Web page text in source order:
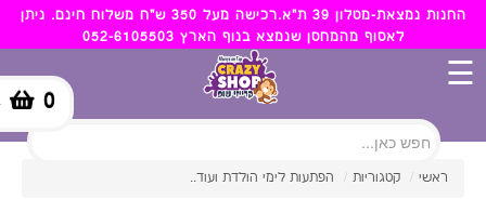
החנות נמצאת-מטלון 39 ת"א.רכישה מעל 350 ש"ח משלוח חינם. ניתן
לאסוף מהמחסן שנמצא בנוף הארץ 052-6105503
0
☰
ראשי / קטגוריות / הפתעות לימי הולדת ועוד..
×